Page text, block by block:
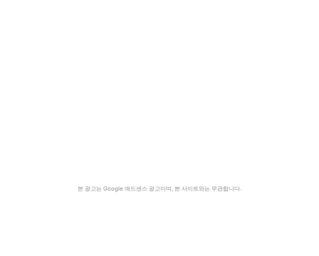
본 광고는 Google 애드센스 광고이며, 본 사이트와는 무관합니다.